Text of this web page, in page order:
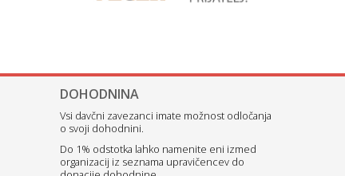
DOHODNINA
Vsi davčni zavezanci imate možnost odločanja
o svoji dohodnini.
Do 1% odstotka lahko namenite eni izmed
organizacij iz seznama upravičencev do